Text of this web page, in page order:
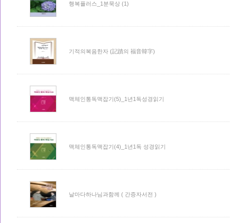
행복플러스_1분묵상 (1)
기적의복음한자 (記蹟의 福音韓字)
맥체인통독맥잡기(5)_1년1독성경읽기
맥체인통독맥잡기(4)_1년1독 성경읽기
날마다하나님과함께 ( 간증자서전 )